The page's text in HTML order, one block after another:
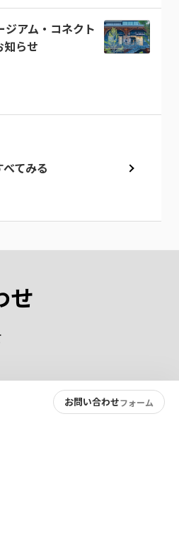
お問い合わせフォーム
アム・コネクト
知らせ
べてみる
せ